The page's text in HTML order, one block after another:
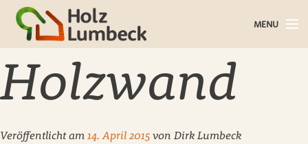
MENU
Holz im Haus
Holz im Garten
Bauholz
Holzwand
Veröffentlicht am 14. April 2015 von Dirk Lumbeck